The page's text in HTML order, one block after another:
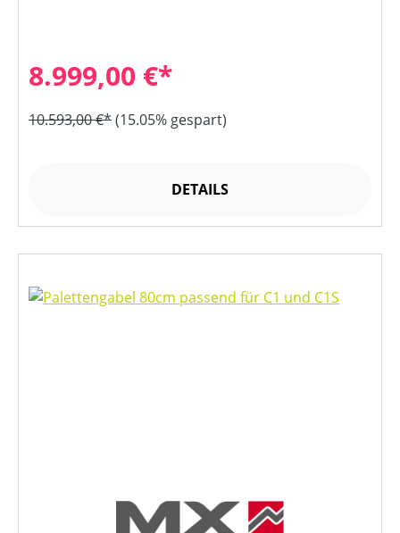
8.999,00 €*
10.593,00 €*(15.05% gespart)
DETAILS